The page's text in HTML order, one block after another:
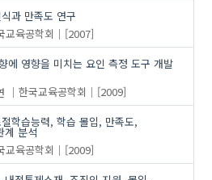
과 만족도 연구
교육공학회
[2007]
에 영향을 미치는 요인 측정 도구 개발
한국교육공학회
[2009]
학습능력, 학습 몰입, 만족도,
계 분석
교육공학회
[2009]